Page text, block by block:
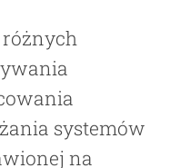
systemów
na